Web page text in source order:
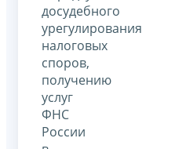
досудебного
урегулирования
налоговых
споров,
получению
услуг
ФНС
России